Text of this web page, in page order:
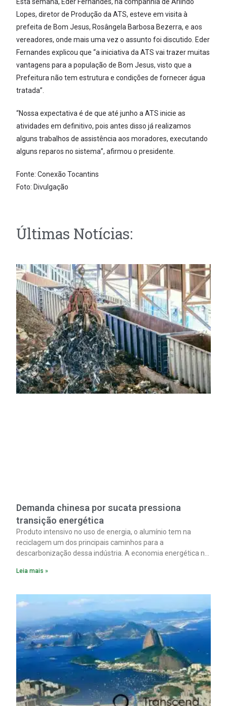
Lopes, diretor de Produção da ATS, esteve em visita à
prefeita de Bom Jesus, Rosângela Barbosa Bezerra, e aos
vereadores, onde mais uma vez o assunto foi discutido. Eder
Fernandes explicou que “a iniciativa da ATS vai trazer muitas
vantagens para a população de Bom Jesus, visto que a
Prefeitura não tem estrutura e condições de fornecer água
tratada”.
“Nossa expectativa é de que até junho a ATS inicie as
atividades em definitivo, pois antes disso já realizamos
alguns trabalhos de assistência aos moradores, executando
alguns reparos no sistema”, afirmou o presidente.
Fonte: Conexão Tocantins
Foto: Divulgação
Últimas Notícias:
Demanda chinesa por sucata pressiona
transição energética
Produto intensivo no uso de energia, o alumínio tem na
reciclagem um dos principais caminhos para a
descarbonização dessa indústria. A economia energética na
material. A produção de um alumínio mais limpo, no entanto,
insumo, a sucata, devido, sobretudo, ao interesse chinês
pela matéria-prima.
Leia mais »